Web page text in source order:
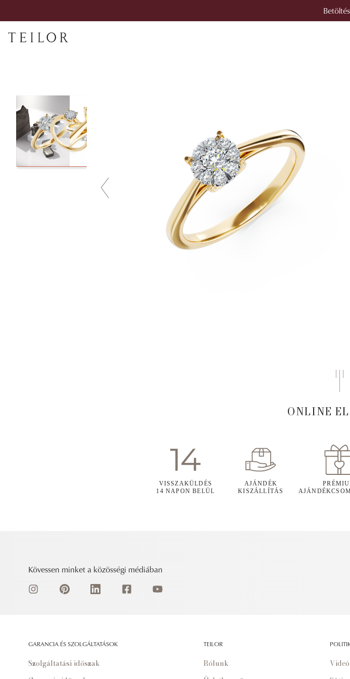
ONLINE
VISSZAKÜLDÉS
14 NAPON BELÜL
AJÁNDÉK
KISZÁLLÍTÁS
Kövessen minket a közösségi médiában
GARANCIA ÉS SZOLGÁLTATÁSOK
Szolgáltatási időszak
TEILOR
Rólunk